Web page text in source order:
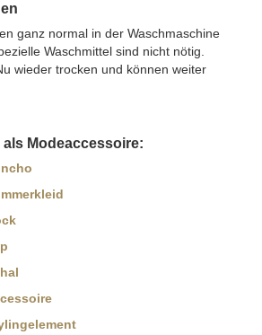
ganz normal in der Waschmaschine
Waschmittel sind nicht nötig.
wieder trocken und können weiter
als Modeaccessoire: